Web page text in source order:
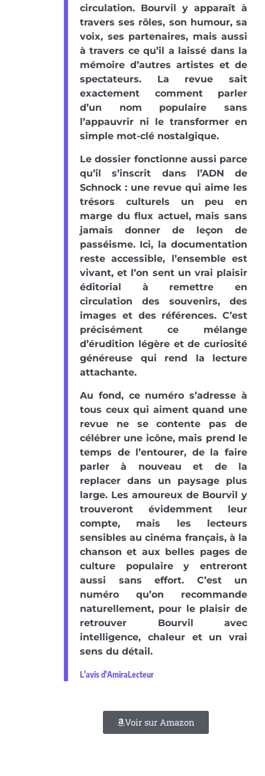
circulation. Bourvil y apparaît à
travers ses rôles, son humour, sa
voix, ses partenaires, mais aussi
à travers ce qu’il a laissé dans la
mémoire d’autres artistes et de
spectateurs. La revue sait
exactement comment parler
d’un nom populaire sans
l’appauvrir ni le transformer en
simple mot-clé nostalgique.
Le dossier fonctionne aussi parce
qu’il s’inscrit dans l’ADN de
Schnock : une revue qui aime les
trésors culturels un peu en
marge du flux actuel, mais sans
jamais donner de leçon de
passéisme. Ici, la documentation
reste accessible, l’ensemble est
vivant, et l’on sent un vrai plaisir
éditorial à remettre en
circulation des souvenirs, des
images et des références. C’est
précisément ce mélange
d’érudition légère et de curiosité
généreuse qui rend la lecture
attachante.
Au fond, ce numéro s’adresse à
tous ceux qui aiment quand une
revue ne se contente pas de
célébrer une icône, mais prend le
temps de l’entourer, de la faire
parler à nouveau et de la
replacer dans un paysage plus
large. Les amoureux de Bourvil y
trouveront évidemment leur
compte, mais les lecteurs
sensibles au cinéma français, à la
chanson et aux belles pages de
culture populaire y entreront
aussi sans effort. C’est un
numéro qu’on recommande
naturellement, pour le plaisir de
retrouver Bourvil avec
intelligence, chaleur et un vrai
sens du détail.
L'avis d'AmiraLecteur
Voir sur Amazon